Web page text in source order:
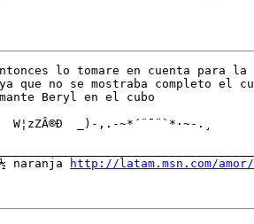
lo tomare en cuenta para la
ya que no se mostraba completo el
Beryl en el cubo
_)-,.-~*´¨¯¨`*·~-.¸
naranja
http://latam.msn.com/amor/